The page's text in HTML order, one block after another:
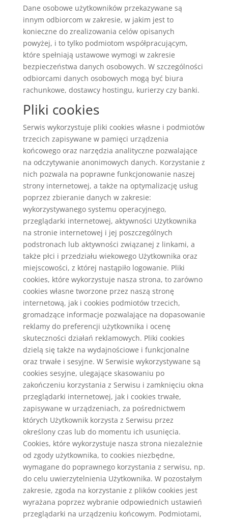
Dane osobowe użytkowników przekazywane są
innym odbiorcom w zakresie, w jakim jest to
konieczne do zrealizowania celów opisanych
powyżej, i to tylko podmiotom współpracującym,
które spełniają ustawowe wymogi w zakresie
bezpieczeństwa danych osobowych. W szczególności
odbiorcami danych osobowych mogą być biura
rachunkowe, dostawcy hostingu, kurierzy czy banki.
Pliki cookies
Serwis wykorzystuje pliki cookies własne i podmiotów
trzecich zapisywane w pamięci urządzenia
końcowego oraz narzędzia analityczne pozwalające
na odczytywanie anonimowych danych. Korzystanie z
nich pozwala na poprawne funkcjonowanie naszej
strony internetowej, a także na optymalizację usług
poprzez zbieranie danych w zakresie:
wykorzystywanego systemu operacyjnego,
przeglądarki internetowej, aktywności Użytkownika
na stronie internetowej i jej poszczególnych
podstronach lub aktywności związanej z linkami, a
także płci i przedziału wiekowego Użytkownika oraz
miejscowości, z której nastąpiło logowanie. Pliki
cookies, które wykorzystuje nasza strona, to zarówno
cookies własne tworzone przez naszą stronę
internetową, jak i cookies podmiotów trzecich,
gromadzące informacje pozwalające na dopasowanie
reklamy do preferencji użytkownika i ocenę
skuteczności działań reklamowych. Pliki cookies
dzielą się także na wydajnościowe i funkcjonalne
oraz trwałe i sesyjne. W Serwisie wykorzystywane są
cookies sesyjne, ulegające skasowaniu po
zakończeniu korzystania z Serwisu i zamknięciu okna
przeglądarki internetowej, jak i cookies trwałe,
zapisywane w urządzeniach, za pośrednictwem
których Użytkownik korzysta z Serwisu przez
określony czas lub do momentu ich usunięcia.
Cookies, które wykorzystuje nasza strona niezależnie
od zgody użytkownika, to cookies niezbędne,
wymagane do poprawnego korzystania z serwisu, np.
do celu uwierzytelnienia Użytkownika. W pozostałym
zakresie, zgoda na korzystanie z plików cookies jest
wyrażana poprzez wybranie odpowiednich ustawień
przeglądarki na urządzeniu końcowym. Podmiotami,